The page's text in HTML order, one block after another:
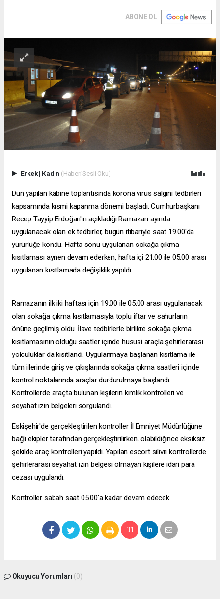
ABONE OL
Erkek| Kadın (Haberi Sesli Oku)
Dün yapılan kabine toplantısında korona virüs salgını tedbirleri
kapsamında kısmi kapanma dönemi başladı. Cumhurbaşkanı
Recep Tayyip Erdoğan'ın açıkladığı Ramazan ayında
uygulanacak olan ek tedbirler, bugün itibariyle saat 19.00'da
yürürlüğe kondu. Hafta sonu uygulanan sokağa çıkma
kısıtlaması aynen devam ederken, hafta içi 21.00 ile 05.00 arası
uygulanan kısıtlamada değişiklik yapıldı.
Ramazanın ilk iki haftası için 19.00 ile 05.00 arası uygulanacak
olan sokağa çıkma kısıtlamasıyla toplu iftar ve sahurların
önüne geçilmiş oldu. İlave tedbirlerle birlikte sokağa çıkma
kısıtlamasının olduğu saatler içinde hususi araçla şehirlerarası
yolculuklar da kısıtlandı. Uygulanmaya başlanan kısıtlama ile
tüm illerinde giriş ve çıkışlarında sokağa çıkma saatleri içinde
kontrol noktalarında araçlar durdurulmaya başlandı.
Kontrollerde araçta bulunan kişilerin kimlik kontrolleri ve
seyahat izin belgeleri sorgulandı.
Eskişehir'de gerçekleştirilen kontroller İl Emniyet Müdürlüğüne
bağlı ekipler tarafından gerçekleştirilirken, olabildiğince eksiksiz
şekilde araç kontrolleri yapıldı. Yapılan escort silivri kontrollerde
şehirlerarası seyahat izin belgesi olmayan kişilere idari para
cezası uygulandı.
Kontroller sabah saat 05.00'a kadar devam edecek.
Okuyucu Yorumları (0)